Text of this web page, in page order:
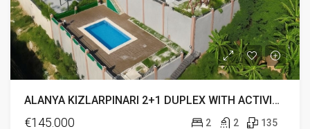
ALANYA KIZLARPINARI 2+1 DUPLEX WITH ACTIVITY FOR SALE
€145.000 2 2 135